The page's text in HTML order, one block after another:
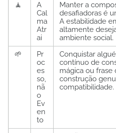
🧘
A
Cal
ma
Atr
ai
Manter a
desafiadoras é
A estabilidade
altamente
ambiente social.
🌱
Pr
oc
es
so,
nã
o
Ev
en
to
Conquistar
contínuo de
mágica ou frase
construção
compatibilidade.